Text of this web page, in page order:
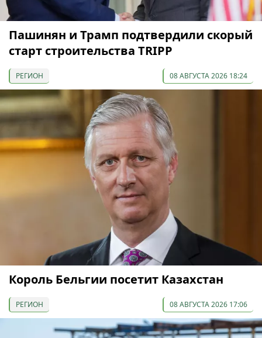
Пашинян и Трамп подтвердили скорый
старт строительства TRIPP
РЕГИОН 08 АВГУСТА 2026 18:24
Король Бельгии посетит Казахстан
РЕГИОН 08 АВГУСТА 2026 17:06